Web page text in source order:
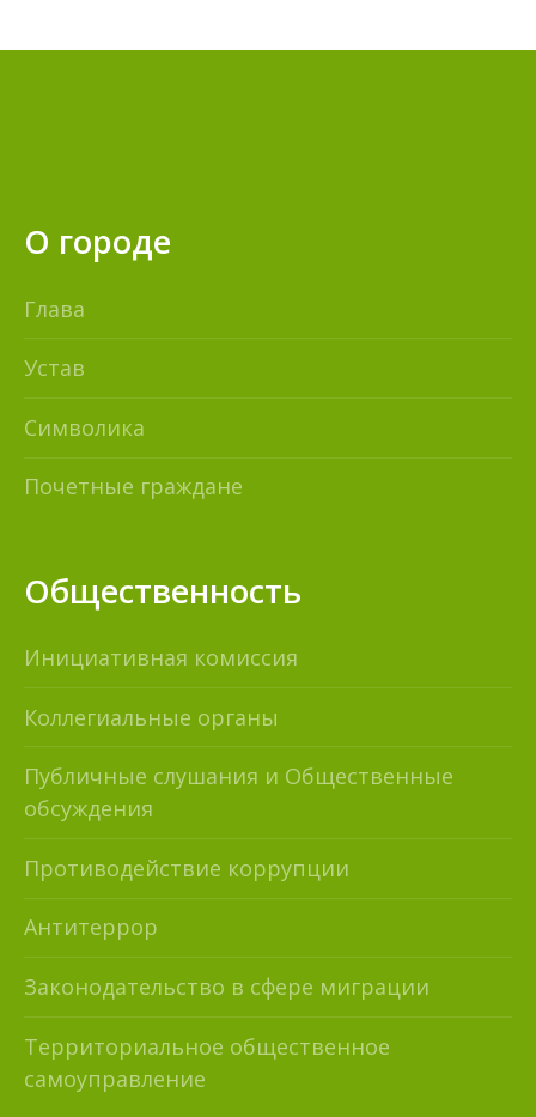
О городе
Глава
Устав
Символика
Почетные граждане
Общественность
Инициативная комиссия
Коллегиальные органы
Публичные слушания и Общественные
обсуждения
Противодействие коррупции
Антитеррор
Законодательство в сфере миграции
Территориальное общественное
самоуправление